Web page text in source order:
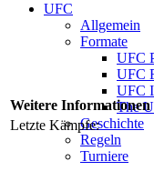
UFC
Allgemein
Formate
UFC
UFC
UFC
The
Geschichte
Regeln
Turniere
Weitere Informationen
Letzte Kämpfe: